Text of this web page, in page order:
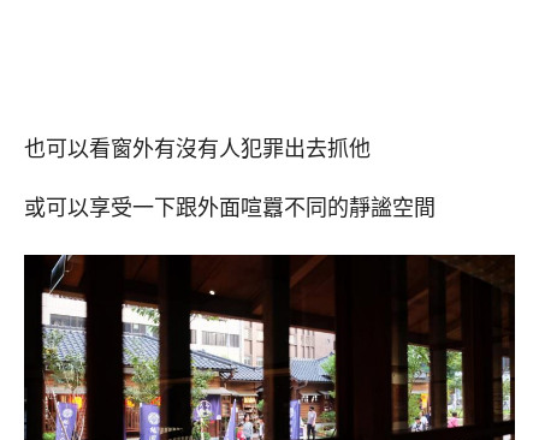
也可以看窗外有沒有人犯罪出去抓他
或可以享受一下跟外面喧囂不同的靜謐空間